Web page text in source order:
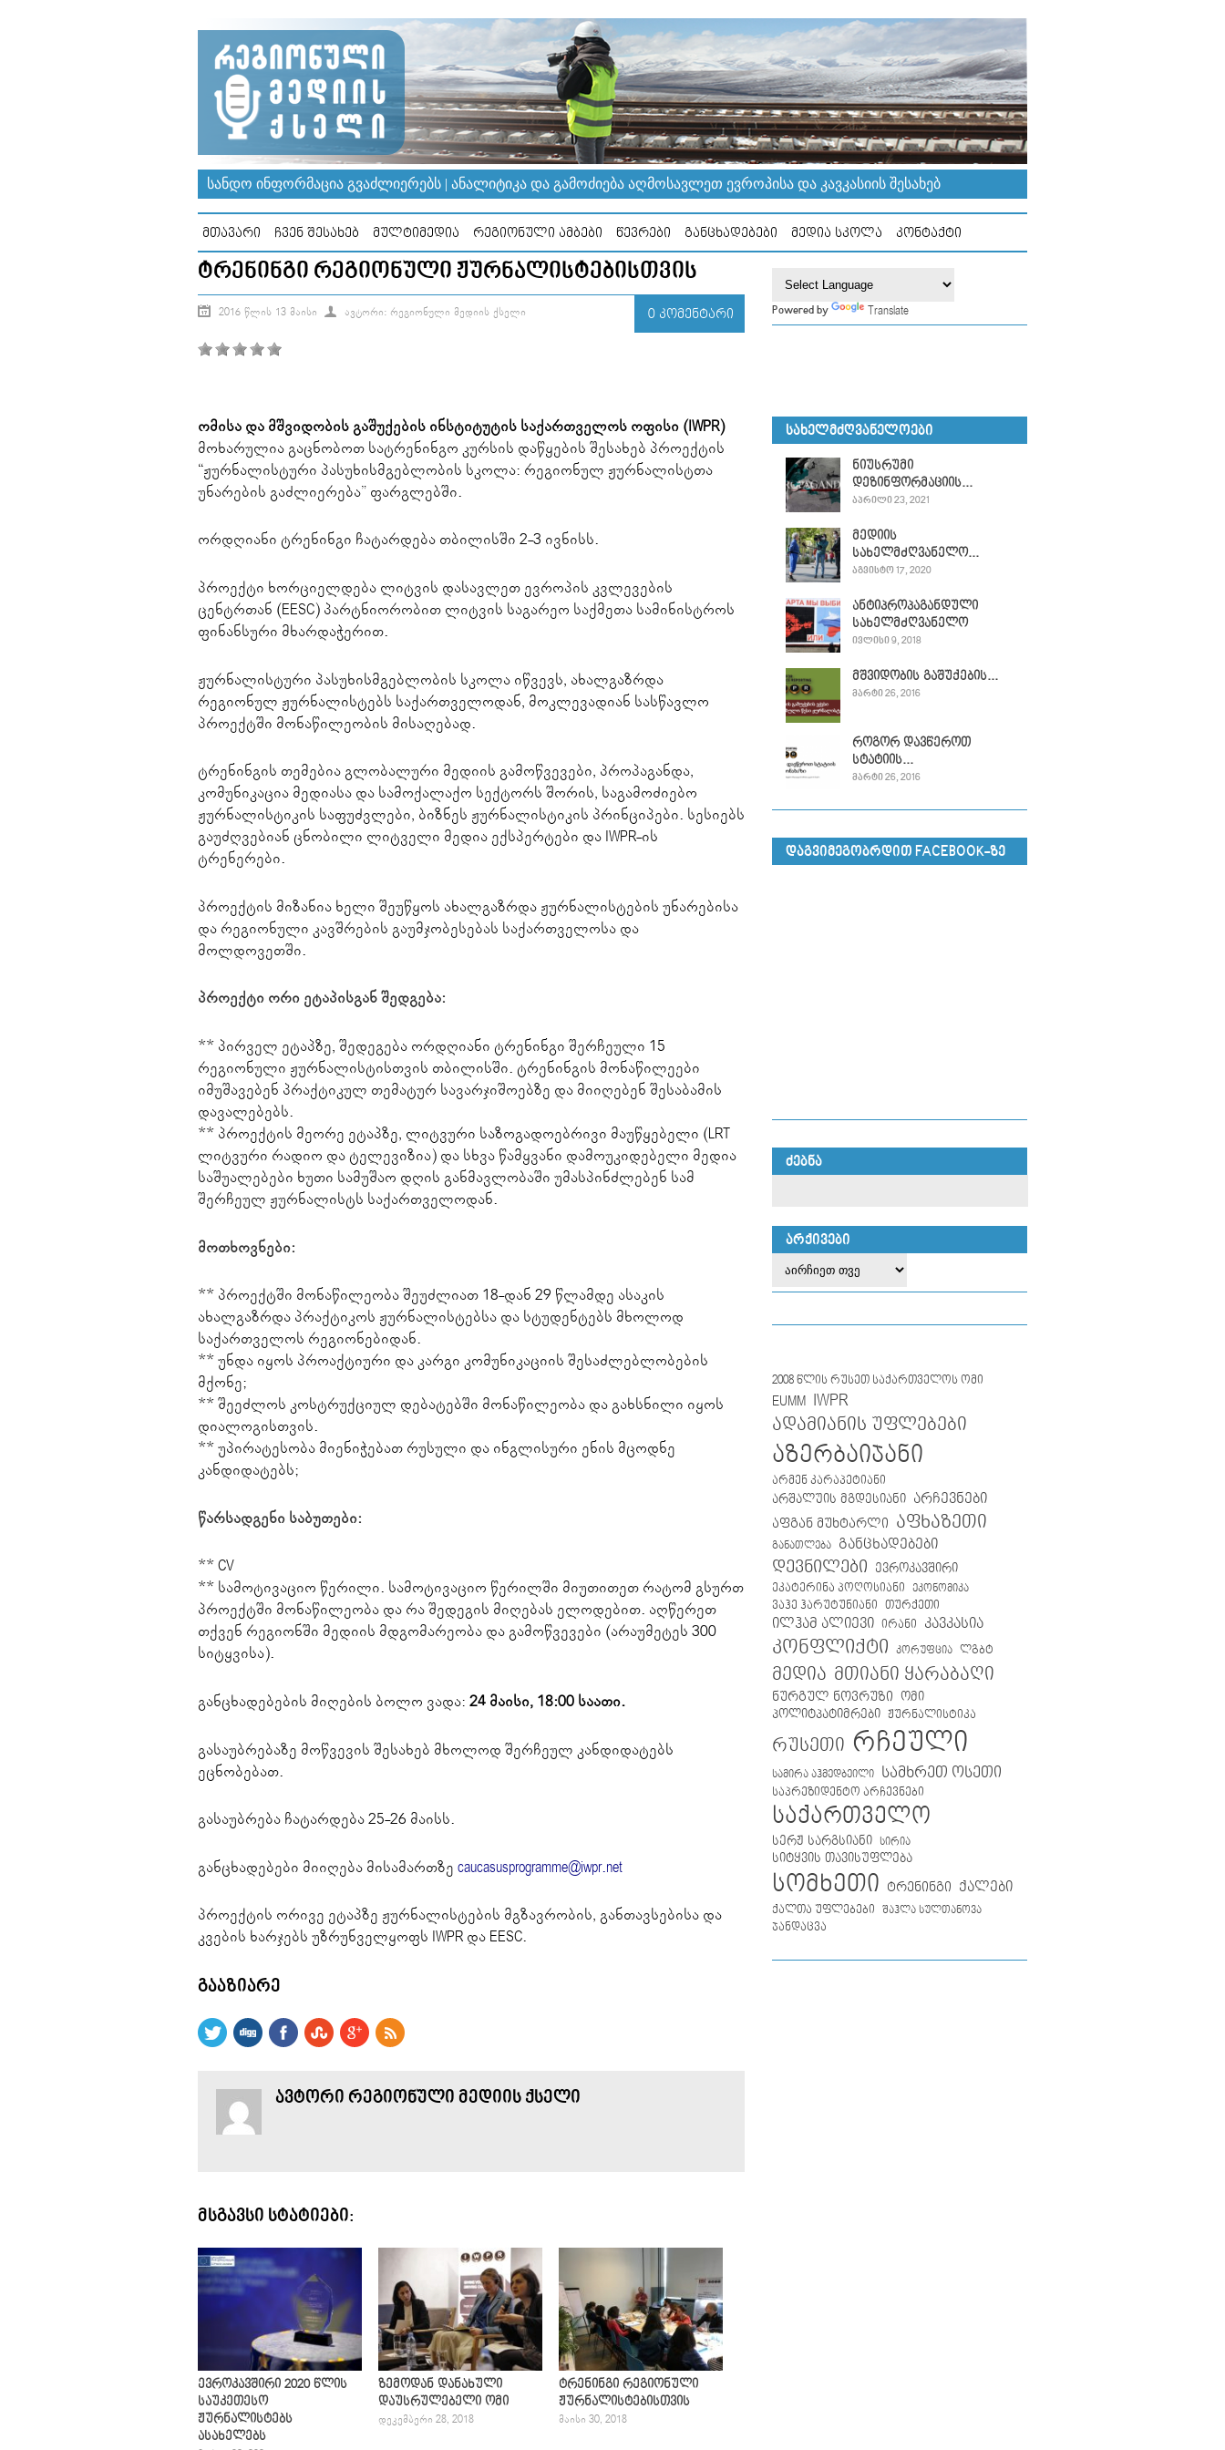
ᲡᲐᲜᲓᲝ ᲘᲜᲤᲝᲠᲛᲐᲪᲘᲐ ᲒᲕᲐᲫᲚᲘᲔᲠᲔᲑᲡ | ᲐᲜᲐᲚᲘᲢᲘᲙᲐ ᲓᲐ ᲒᲐᲛᲝᲫᲘᲔᲑᲐ ᲐᲦᲛᲝᲡᲐᲕᲚᲔᲗ ᲔᲕᲠᲝᲞᲘᲡᲐ ᲓᲐ ᲙᲐᲕᲙᲐᲡᲘᲘᲡ ᲨᲔᲡᲐᲮᲔᲑ
ᲛᲗᲐᲕᲐᲠᲘ ᲩᲕᲔᲜ ᲨᲔᲡᲐᲮᲔᲑ ᲛᲣᲚᲢᲘᲛᲔᲓᲘᲐ ᲠᲔᲒᲘᲝᲜᲣᲚᲘ ᲐᲛᲑᲔᲑᲘ ᲬᲔᲕᲠᲔᲑᲘ ᲒᲐᲜᲪᲮᲐᲓᲔᲑᲔᲑᲘ ᲛᲔᲓᲘᲐ ᲡᲙᲝᲚᲐ ᲙᲝᲜᲢᲐᲥᲢᲘ
ᲢᲠᲔᲜᲘᲜᲒᲘ ᲠᲔᲒᲘᲝᲜᲣᲚᲘ ᲟᲣᲠᲜᲐᲚᲘᲡᲢᲔᲑᲘᲡᲗᲕᲘᲡ
0 ᲙᲝᲛᲔᲜᲢᲐᲠᲘ
2016 ᲬᲚᲘᲡ 13 ᲛᲐᲘᲡᲘ ᲐᲕᲢᲝᲠᲘ: ᲠᲔᲒᲘᲝᲜᲣᲚᲘ ᲛᲔᲓᲘᲘᲡ ᲥᲡᲔᲚᲘ
ომისა და მშვიდობის გაშუქების ინსტიტუტის საქართველოს ოფისი (IWPR)
მოხარულია გაცნობოთ სატრენინგო კურსის დაწყების შესახებ პროექტის
“ჟურნალისტური პასუხისმგებლობის სკოლა: რეგიონულ ჟურნალისტთა
უნარების გაძლიერება” ფარგლებში.
ორდღიანი ტრენინგი ჩატარდება თბილისში 2-3 ივნისს.
პროექტი ხორციელდება ლიტვის დასავლეთ ევროპის კვლევების
ცენტრთან (EESC) პარტნიორობით ლიტვის საგარეო საქმეთა სამინისტროს
ფინანსური მხარდაჭერით.
ჟურნალისტური პასუხისმგებლობის სკოლა იწვევს, ახალგაზრდა
რეგიონულ ჟურნალისტებს საქართველოდან, მოკლევადიან სასწავლო
პროექტში მონაწილეობის მისაღებად.
ტრენინგის თემებია გლობალური მედიის გამოწვევები, პროპაგანდა,
კომუნიკაცია მედიასა და სამოქალაქო სექტორს შორის, საგამოძიებო
ჟურნალისტიკის საფუძვლები, ბიზნეს ჟურნალისტიკის პრინციპები. სესიებს
გაუძღვებიან ცნობილი ლიტველი მედია ექსპერტები და IWPR-ის
ტრენერები.
პროექტის მიზანია ხელი შეუწყოს ახალგაზრდა ჟურნალისტების უნარებისა
და რეგიონული კავშრების გაუმჯობესებას საქართველოსა და
მოლდოვეთში.
პროექტი ორი ეტაპისგან შედგება:
** პირველ ეტაპზე, შედეგება ორდღიანი ტრენინგი შერჩეული 15
რეგიონული ჟურნალისტისთვის თბილისში. ტრენინგის მონაწილეები
იმუშავებენ პრაქტიკულ თემატურ სავარჯიშოებზე და მიიღებენ შესაბამის
დავალებებს.
** პროექტის მეორე ეტაპზე, ლიტვური საზოგადოებრივი მაუწყებელი (LRT
ლიტვური რადიო და ტელევიზია) და სხვა წამყვანი დამოუკიდებელი მედია
საშუალებები ხუთი სამუშაო დღის განმავლობაში უმასპინძლებენ სამ
შერჩეულ ჟურნალისტს საქართველოდან.
მოთხოვნები:
** პროექტში მონაწილეობა შეუძლიათ 18-დან 29 წლამდე ასაკის
ახალგაზრდა პრაქტიკოს ჟურნალისტებსა და სტუდენტებს მხოლოდ
საქართველოს რეგიონებიდან.
** უნდა იყოს პროაქტიური და კარგი კომუნიკაციის შესაძლებლობების
მქონე;
** შეეძლოს კოსტრუქციულ დებატებში მონაწილეობა და გახსნილი იყოს
დიალოგისთვის.
** უპირატესობა მიენიჭებათ რუსული და ინგლისური ენის მცოდნე
კანდიდატებს;
წარსადგენი საბუთები:
** CV
** სამოტივაციო წერილი. სამოტივაციო წერილში მიუთითეთ რატომ გსურთ
პროექტში მონაწილეობა და რა შედეგის მიღებას ელოდებით. აღწერეთ
თქვენ რეგიონში მედიის მდგომარეობა და გამოწვევები (არაუმეტეს 300
სიტყვისა).
განცხადებების მიღების ბოლო ვადა: 24 მაისი, 18:00 საათი.
გასაუბრებაზე მოწვევის შესახებ მხოლოდ შერჩეულ კანდიდატებს
ეცნობებათ.
გასაუბრება ჩატარდება 25-26 მაისს.
განცხადებები მიიღება მისამართზე caucasusprogramme@iwpr.net
პროექტის ორივე ეტაპზე ჟურნალისტების მგზავრობის, განთავსებისა და
კვების ხარჯებს უზრუნველყოფს IWPR და EESC.
ᲒᲐᲐᲖᲘᲐᲠᲔ
ᲐᲕᲢᲝᲠᲘ ᲠᲔᲒᲘᲝᲜᲣᲚᲘ ᲛᲔᲓᲘᲘᲡ ᲥᲡᲔᲚᲘ
ᲛᲡᲒᲐᲕᲡᲘ ᲡᲢᲐᲢᲘᲔᲑᲘ:
ევროკავშირი 2020 წლის
საუკეთესო
ჟურნალისტებს
ასახელებს
ზემოდან დანახული
დაუსრულებელი ომი
ᲓᲔᲙᲔᲛᲑᲔᲠᲘ 28, 2018
ტრენინგი რეგიონული
ჟურნალისტებისთვის
ᲛᲐᲘᲡᲘ 30, 2018
Powered by Translate
ᲡᲐᲮᲔᲚᲛᲫᲦᲕᲐᲜᲔᲚᲝᲔᲑᲘ
ნიუსრუმი
დეზინფორმაციის...
ᲐᲞᲠᲘᲚᲘ 23, 2021
მედიის
სახელმძღვანელო...
ᲐᲒᲕᲘᲡᲢᲝ 17, 2020
ანტიპროპაგანდული
სახელმძღვანელო
ᲘᲕᲚᲘᲡᲘ 9, 2018
მშვიდობის გაშუქების...
ᲛᲐᲠᲢᲘ 26, 2016
როგორ დავწეროთ
სტატიის...
ᲛᲐᲠᲢᲘ 26, 2016
ᲓᲐᲒᲕᲘᲛᲔᲒᲝᲑᲠᲓᲘᲗ FACEBOOK-ᲖᲔ
ᲫᲔᲑᲜᲐ
ᲐᲠᲥᲘᲕᲔᲑᲘ
2008 წლის რუსეთ საქართველოს ომი
EUMM IWPR
ადამიანის უფლებები
აზერბაიჯანი
არმენ კარაპეტიანი
არშალუის მგდესიანი არჩევნები
აფგან მუხტარლი აფხაზეთი
განათლება განცხადებები
დევნილები
ევროკავშირი
ეკატერინა პოღოსიანი
ეკონომიკა
ვაჰე ჰარუტუნიანი თურქეთი
ილჰამ ალიევი ირანი კავკასია
კონფლიქტი კორუფცია ლგბტ
მედია მთიანი ყარაბაღი
ნურგულ ნოვრუზი ომი
პოლიტპატიმრები ჟურნალისტიკა
რუსეთი რჩეული
სამირა აჰმედბეილი სამხრეთ ოსეთი
საპრეზიდენტო არჩევნები
საქართველო
სერჟ სარგსიანი სირია
სიტყვის თავისუფლება
სომხეთი ტრენინგი ქალები
ქალთა უფლებები შაჰლა სულთანოვა
ჯანდაცვა